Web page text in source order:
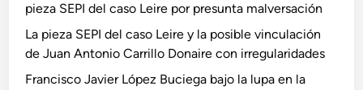
pieza SEPI del caso Leire por presunta malversación
La pieza SEPI del caso Leire y la posible vinculación
de Juan Antonio Carrillo Donaire con irregularidades
Francisco Javier López Buciega bajo la lupa en la